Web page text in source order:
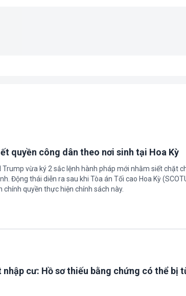
quyền công dân theo nơi sinh tại Hoa Kỳ
vừa ký 2 sắc lệnh hành pháp mới nhằm siết chặt
Động thái diễn ra sau khi Tòa án Tối cao Hoa Kỳ
quyền thực hiện chính sách này.
nhập cư: Hồ sơ thiếu bằng chứng có thể bị